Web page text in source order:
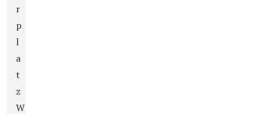
r
p
l
a
t
z
W